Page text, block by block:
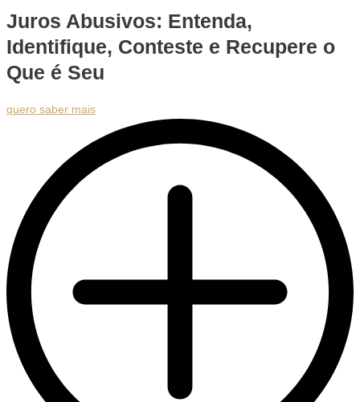
Juros Abusivos: Entenda,
Identifique, Conteste e Recupere o
Que é Seu
quero saber mais